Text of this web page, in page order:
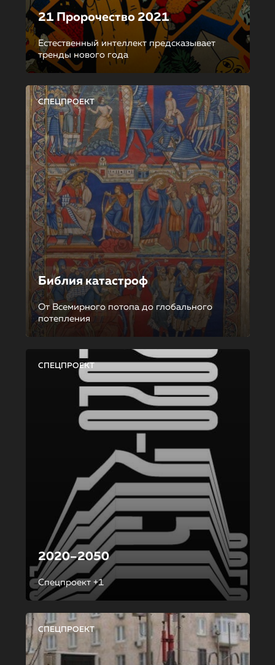
21 Пророчество 2021
Естественный интеллект предсказывает
тренды нового года
СПЕЦПРОЕКТ
Библия катастроф
От Всемирного потопа до глобального
потепления
СПЕЦПРОЕКТ
2020–2050
Спецпроект +1
СПЕЦПРОЕКТ